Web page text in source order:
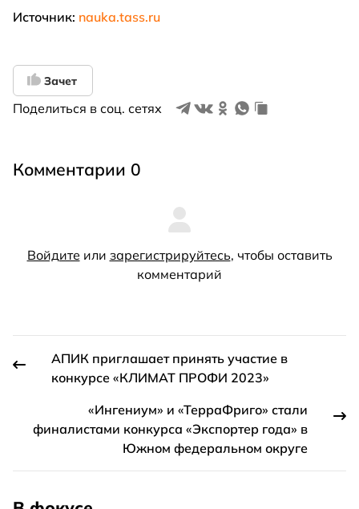
Источник: nauka.tass.ru
Зачет
Поделиться в соц. сетях
Комментарии 0
Войдите или зарегистрируйтесь, чтобы оставить
комментарий
АПИК приглашает принять участие в
конкурсе «КЛИМАТ ПРОФИ 2023»
«Ингениум» и «ТерраФриго» стали
финалистами конкурса «Экспортер года» в
Южном федеральном округе